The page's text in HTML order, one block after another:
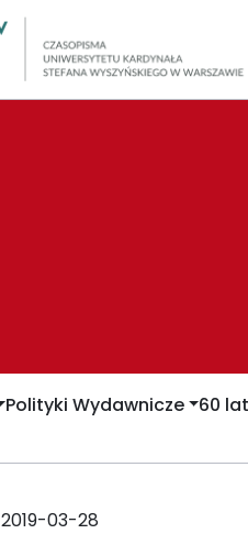
Polityki Wydawnicze 60
2019-03-28